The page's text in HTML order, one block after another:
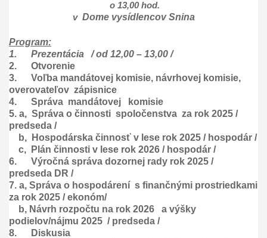
o 13,00 hod.
v Dome vysídlencov Snina
Program:
1.
Prezentácia / od 12,00 – 13,00 /
2.
Otvorenie
3.
Voľba mandátovej komisie, návrhovej komisie,
overovateľov zápisnice
4.
Správa mandátovej komisie
5. a, Správa o činnosti spoločenstva za rok 2025 /
predseda /
b,
Hospodárska činnosť v lese rok 2025 / hospodár /
c,
Plán činnosti v lese rok 2026 / hospodár /
6.
Výročná správa dozornej rady rok 2025 /
predseda DR /
7. a, Správa o hospodárení s finančnými prostriedkami
za rok 2025 / ekonóm/
b, Návrh rozpočtu na rok 2026
a výšky
podielov/nájmu 2025 / predseda /
8.
Diskusia